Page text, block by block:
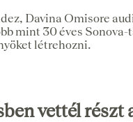
Davina Omisore
mint 30 éves
létrehozni.
vettél